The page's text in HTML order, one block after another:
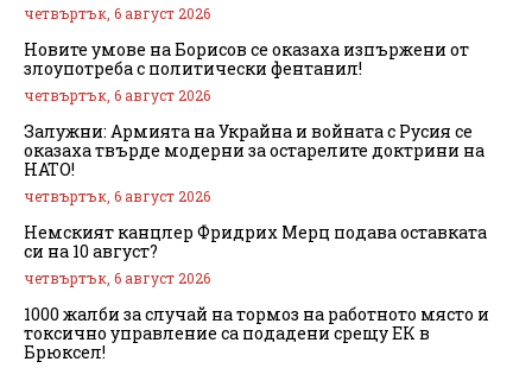
четвъртък, 6 август 2026
Новите умове на Борисов се оказаха изпържени от
злоупотреба с политически фентанил!
четвъртък, 6 август 2026
Залужни: Армията на Украйна и войната с Русия се
оказаха твърде модерни за остарелите доктрини на
НАТО!
четвъртък, 6 август 2026
Немският канцлер Фридрих Мерц подава оставката
си на 10 август?
четвъртък, 6 август 2026
1000 жалби за случай на тормоз на работното място и
токсично управление са подадени срещу ЕК в
Брюксел!